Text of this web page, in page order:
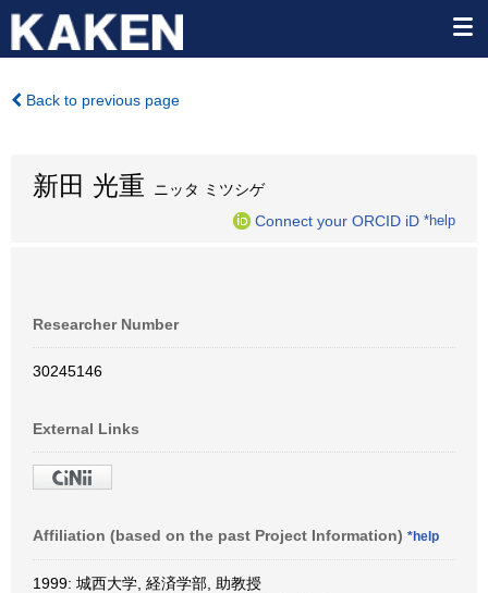
Back to previous page
新田 光重 ニッタ ミツシゲ
Connect your ORCID iD *help
Researcher Number
30245146
External Links
Affiliation (based on the past Project Information) *help
1999: 城西大学, 経済学部, 助教授